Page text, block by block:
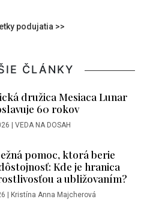
podujatia >>
ČLÁNKY
družica Mesiaca Lunar
60 rokov
VEDA NA DOSAH
pomoc, ktorá berie
Kde je hranica
a ubližovaním?
Kristína Anna Majcherová